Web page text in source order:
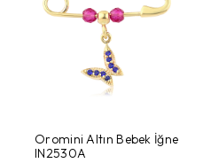
Oromini Altın Bebek İğne
IN2530A